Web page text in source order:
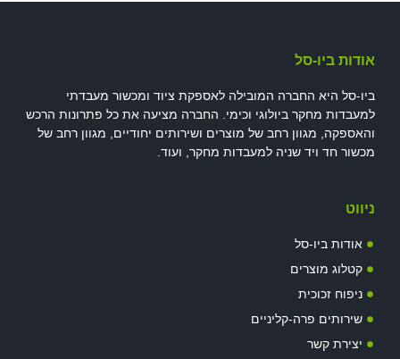
סל
החברה המובילה לאספקת ציוד ומכשור מעבדתי
ביולוגי וכימי. החברה מציעה את כל פתרונות הרכש
רחב של מוצרים ושירותים יחודיים, מגוון רחב של
שניה למעבדות מחקר, ועוד.
סל
פרה-קליניים